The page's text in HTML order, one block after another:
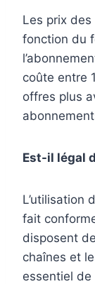
Les prix
fonction du
coûte entre
offres plus
Est-il légal
L’utilisation
fait
disposent
chaînes et
essentiel de